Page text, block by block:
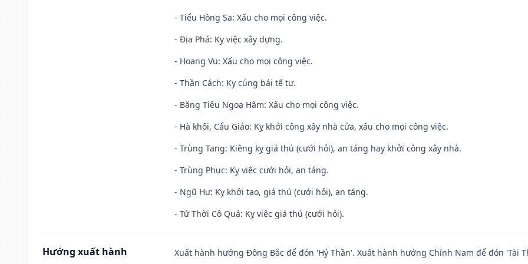
- Tiểu Hồng Sa: Xấu cho mọi công việc.
- Địa Phá: Kỵ việc xây dựng.
- Hoang Vu: Xấu cho mọi công việc.
- Thần Cách: Kỵ cúng bái tế tự.
- Băng Tiêu Ngoạ Hãm: Xấu cho mọi công việc.
- Hà khôi, Cẩu Giảo: Kỵ khởi công xây nhà cửa, xấu cho mọi công việc.
- Trùng Tang: Kiêng kỵ giá thú (cưới hỏi), an táng hay khởi công xây nhà.
- Trùng Phục: Kỵ việc cưới hỏi, an táng.
- Ngũ Hư: Kỵ khởi tạo, giá thú (cưới hỏi), an táng.
- Tứ Thời Cô Quả: Kỵ việc giá thú (cưới hỏi).
Hướng xuất hành Xuất hành hướng Đông Bắc để đón 'Hỷ Thần'. Xuất hành hướng Chính Nam để đón 'Tài